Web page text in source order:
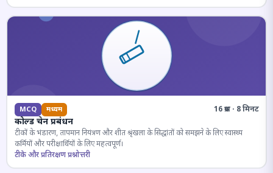
MCQ मध्यम 16 प्रश्न · 8 मिनट
कोल्ड चेन प्रबंधन
टीकों के भंडारण, तापमान नियंत्रण और शीत श्रृंखला के सिद्धांतों को समझने के लिए स्वास्थ्य
कर्मियों और परीक्षार्थियों के लिए महत्वपूर्ण।
टीके और प्रतिरक्षण प्रश्नोत्तरी